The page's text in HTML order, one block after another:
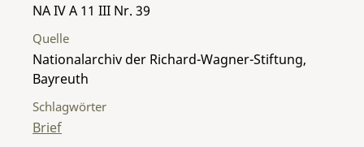
NA IV A 11 III Nr. 39
Quelle
Nationalarchiv der Richard-Wagner-Stiftung,
Bayreuth
Schlagwörter
Brief